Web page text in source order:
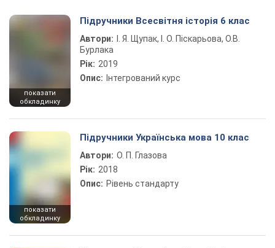
показати
обкладинку
Підручники Всесвітня історія 6 клас
Автори:
І. Я. Щупак, І. О. Піскарьова, О.В.
Бурлака
Рік: 2019
Опис: Інтегрований курс
показати
обкладинку
Підручники Українська мова 10 клас
Автори: О. П. Глазова
Рік: 2018
Опис: Рівень стандарту